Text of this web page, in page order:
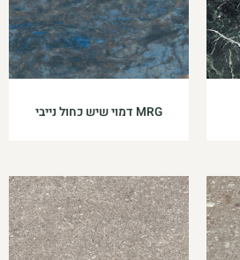
MRG דמוי שיש כחול נייבי